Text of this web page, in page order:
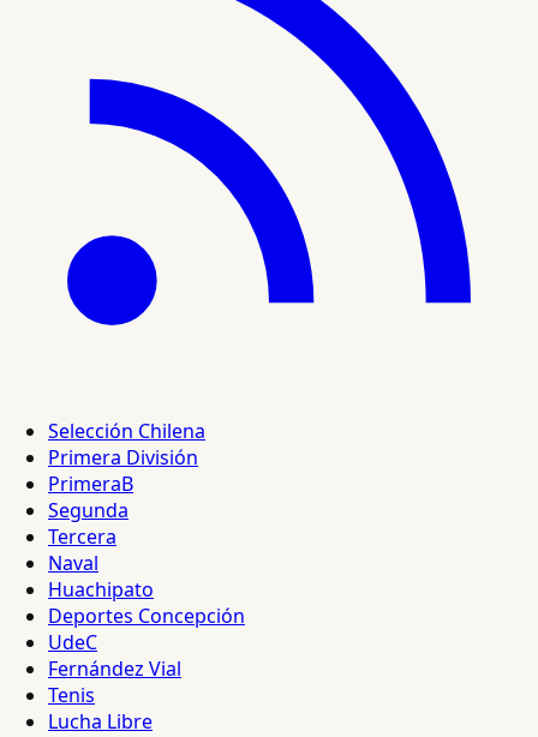
Selección Chilena
Primera División
PrimeraB
Segunda
Tercera
Naval
Huachipato
Deportes Concepción
UdeC
Fernández Vial
Tenis
Lucha Libre